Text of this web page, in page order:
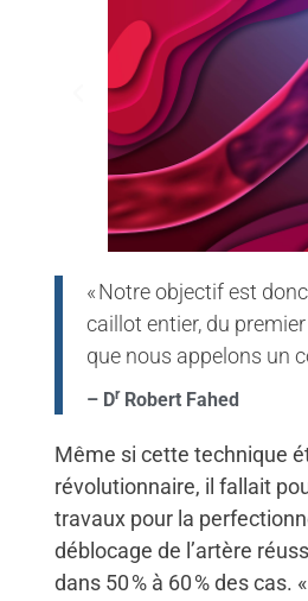
« Notre objectif est
caillot entier, du premier
que nous appelons un
– DrRobert Fahed
Même si cette technique
révolutionnaire, il fallait
travaux pour la
déblocage de l’artère
dans 50 % à 60 % des cas.